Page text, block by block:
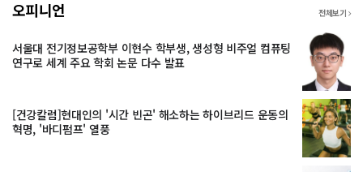
오피니언 전체보기
서울대 전기정보공학부 이현수 학부생, 생성형 비주얼 컴퓨팅
연구로 세계 주요 학회 논문 다수 발표
[건강칼럼]현대인의 '시간 빈곤' 해소하는 하이브리드 운동의
혁명, '바디펌프' 열풍